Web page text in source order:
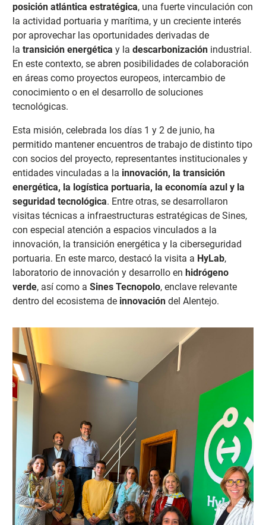
posición atlántica estratégica, una fuerte vinculación con
la actividad portuaria y marítima, y un creciente interés
por aprovechar las oportunidades derivadas de
la transición energética y la descarbonizaciónindustrial.
En este contexto, se abren posibilidades de colaboración
en áreas como proyectos europeos, intercambio de
conocimiento o en el desarrollo de soluciones
tecnológicas.
Esta misión, celebrada los días 1 y 2 de junio, ha
permitido mantener encuentros de trabajo de distinto tipo
con socios del proyecto, representantes institucionales y
entidades vinculadas a la innovación, la transición
energética, la logística portuaria, la economía azul y la
seguridad tecnológica. Entre otras, se desarrollaron
visitas técnicas a infraestructuras estratégicas de Sines,
con especial atención a espacios vinculados a la
innovación, la transición energética y la ciberseguridad
portuaria. En este marco, destacó la visita a HyLab,
laboratorio de innovación y desarrollo en hidrógeno
verde, así como a Sines Tecnopolo, enclave relevante
dentro del ecosistema de innovacióndel Alentejo.